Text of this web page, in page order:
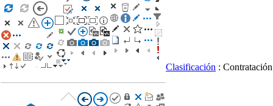
Clasificación :